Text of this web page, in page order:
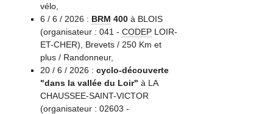
vélo,
6 / 6 / 2026 : BRM 400à BLOIS
(organisateur : 041 - CODEPLOIR-
ET-CHER), Brevets / 250 Km et
plus / Randonneur,
20 / 6 / 2026 : cyclo-découverte
"dans la vallée du Loir" à LA
CHAUSSEE-SAINT-VICTOR
(organisateur : 02603 -